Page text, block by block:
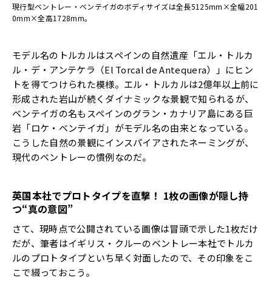
現行型ベントレー・ベンテイガのボディサイズは全長5125mm×全幅201
0mm×全高1728mm。
モデル名のトルカルはスペインの自然遺産「エル・トルカ
ル・デ・アンテケラ（El Torcal de Antequera）」にヒン
トを得てつけられた模様。エル・トルカルは2億年以上前に
形成された岩山が続くダイナミックな景観で知られるが、
ベンテイガの名もスペインのグラン・カナリア島にある巨
岩「ロケ・ベンテイガ」がモデル名の由来となっている。
こうした自然の景観にインスパイアされたネーミングが、
現代のベントレーの慣例なのだ。
英国本社でプロトタイプを直撃！ 1枚の画像が隠し持
つ“真の意図”
さて、現時点で公開されている画像は冒頭で示した1枚だけ
だが、筆者はイギリス・クルーのベントレー本社でトルカ
ルのプロトタイプといち早く対面したので、その印象をこ
こで綴っておこう。